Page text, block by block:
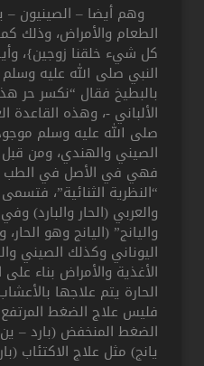
وهم أيضا – الصينيون –
الطعام والأمراض، وذلك كما
كل شيء خلقنا زوجين}، وأيضا
النبي صلى الله عليه وسلم
بالبطيخ فقال “نكسر حر هذا
الألباني -، وهذه القاعدة
صلى الله عليه وسلم موجودة
الصيني والهندي، ومن قبل
فهي في الأصل في الطب
“النظرية الثنائية”، فتسمى في
والعربي (الحار والبارد) وفي
واليانج” (اليانج وهو الحار،
اليوناني وكذلك الصيني
الأغذية والأمراض بناء على الحار
الحارة يتم علاجها بالأعشاب
فليس علاج الضغط المرتفع (حار
الضغط المنخفض (بارد – ين)،
يانج) مثل علاج الاكتئاب (بارد –